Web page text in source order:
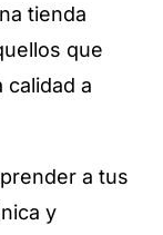
tienda
que
calidad a
a tus
y